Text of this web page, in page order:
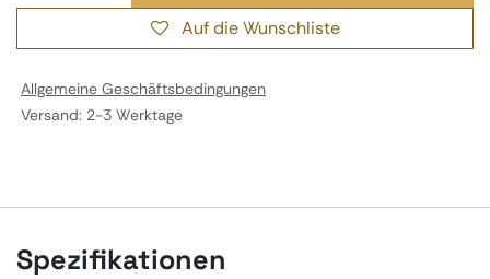
Auf die Wunschliste
Allgemeine Geschäftsbedingungen
Versand: 2-3 Werktage
Spezifikationen